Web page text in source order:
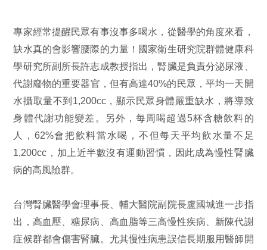
專家經常提醒民眾有事沒事多喝水，從醫學的角度來看，
缺水真的會影響腰際的力量！國家衛生研究院群體健康科
學研究所副所長許志成教授指出，腎臟是負責分泌尿液、
代謝廢物的重要器官，但有高達40%的民眾，平均一天開
水攝取量不到1,200cc，顯示民眾身體嚴重缺水，將導致
身體代謝功能變差。另外，每周喝超過5杯含糖飲料的
人，62%會把飲料當水喝，不但每天平均飲水量不足
1,200cc，加上近半數沒有運動習慣，因此成為慢性腎臟
病的高風險群。
台灣腎臟醫學會理事長、輔大醫院副院長盧國城進一步指
出，高血壓、糖尿病、高血脂等三高慢性疾病、新陳代謝
症候群都會傷害腎臟。尤其慢性病患誤信長期服用醫師開